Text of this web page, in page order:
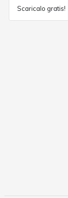
Scaricalo gratis!